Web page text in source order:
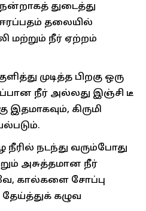
நன்றாகத் துடைத்து
தலையில்
மற்றும் நீர் ஏற்றம்
முடித்த பிறகு ஒரு
நீர் அல்லது இஞ்சி டீ
இதமாகவும், கிருமி
நீரில் நடந்து வரும்போது
அசுத்தமான நீர்
கால்களை சோப்பு
தேய்த்துக் கழுவ